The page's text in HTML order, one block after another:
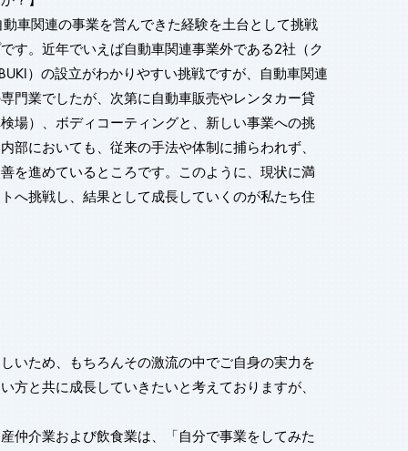
車関連の事業を営んできた経験を土台として挑戦
す。近年でいえば自動車関連事業外である2社（ク
）の設立がわかりやすい挑戦ですが、自動車関連
門業でしたが、次第に自動車販売やレンタカー貸
場）、ボディコーティングと、新しい事業への挑
部においても、従来の手法や体制に捕らわれず、
を進めているところです。このように、現状に満
へ挑戦し、結果として成長していくのが私たち住
いため、もちろんその激流の中でご自身の実力を
方と共に成長していきたいと考えておりますが、
仲介業および飲食業は、「自分で事業をしてみた